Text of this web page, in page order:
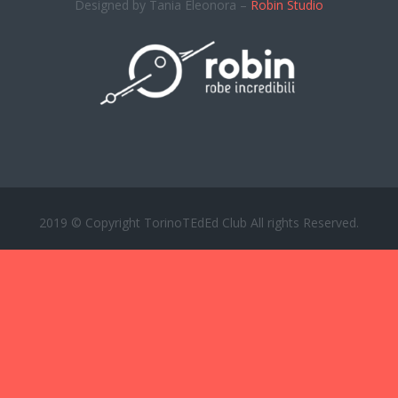
Designed by Tania Eleonora – Robin Studio
2019 © Copyright TorinoTEdEd Club All rights Reserved.